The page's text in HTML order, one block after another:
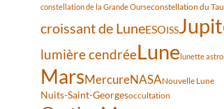
constellation de la Grande Ourseconstellation du
croissant de LuneESOISS
lumière cendréeLunelunette
MarsMercureNASANouvelle Lune
Nuits-Saint-Georgesoccultation